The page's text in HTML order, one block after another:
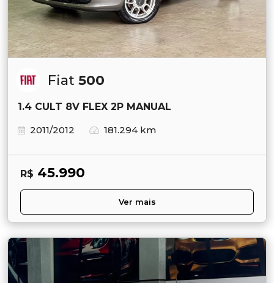
Fiat 500
1.4 CULT 8V FLEX 2P MANUAL
2011/2012
181.294 km
R$ 45.990
Ver mais